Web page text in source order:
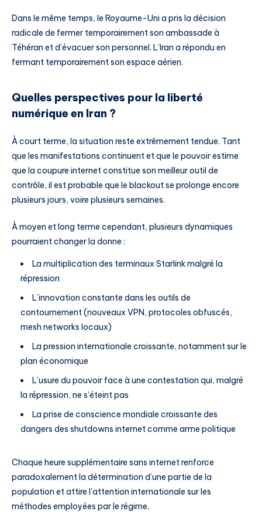
Dans le même temps, le Royaume-Uni a pris la décision
radicale de fermer temporairement son ambassade à
Téhéran et d’évacuer son personnel. L’Iran a répondu en
fermant temporairement son espace aérien.
Quelles perspectives pour la liberté
numérique en Iran ?
À court terme, la situation reste extrêmement tendue. Tant
que les manifestations continuent et que le pouvoir estime
que la coupure internet constitue son meilleur outil de
contrôle, il est probable que le blackout se prolonge encore
plusieurs jours, voire plusieurs semaines.
À moyen et long terme cependant, plusieurs dynamiques
pourraient changer la donne :
La multiplication des terminaux Starlink malgré la
répression
L’innovation constante dans les outils de
contournement (nouveaux VPN, protocoles obfuscés,
mesh networks locaux)
La pression internationale croissante, notamment sur le
plan économique
L’usure du pouvoir face à une contestation qui, malgré
la répression, ne s’éteint pas
La prise de conscience mondiale croissante des
dangers des shutdowns internet comme arme politique
Chaque heure supplémentaire sans internet renforce
paradoxalement la détermination d’une partie de la
population et attire l’attention internationale sur les
méthodes employées par le régime.